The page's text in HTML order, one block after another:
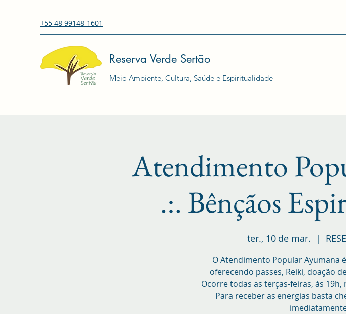
+55 48 99148-1601
Reserva Verde Sertão
Meio Ambiente, Cultura, Saúde e Espiritualidade
Atendimento
.:. Bênçãos
ter., 10 de mar.
  |
O Atendimento Popular Ayumana
oferecendo passes, Reiki, doação
Ocorre todas as terças-feiras, às 19h,
Para receber as energias basta